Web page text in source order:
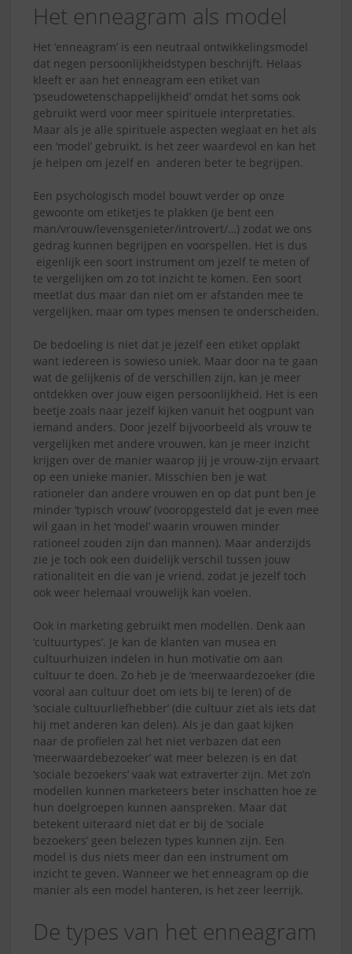
Het enneagram als model
Het ‘enneagram’ is een neutraal ontwikkelingsmodel
dat negen persoonlijkheidstypen beschrijft. Helaas
kleeft er aan het enneagram een etiket van
‘pseudowetenschappelijkheid’ omdat het soms ook
gebruikt werd voor meer spirituele interpretaties.
Maar als je alle spirituele aspecten weglaat en het als
een ‘model’ gebruikt, is het zeer waardevol en kan het
je helpen om jezelf en anderen beter te begrijpen.
Een psychologisch model bouwt verder op onze
gewoonte om etiketjes te plakken (je bent een
man/vrouw/levensgenieter/introvert/…) zodat we ons
gedrag kunnen begrijpen en voorspellen. Het is dus
eigenlijk een soort instrument om jezelf te meten of
te vergelijken om zo tot inzicht te komen. Een soort
meetlat dus maar dan niet om er afstanden mee te
vergelijken, maar om types mensen te onderscheiden.
De bedoeling is niet dat je jezelf een etiket opplakt
want iedereen is sowieso uniek. Maar door na te gaan
wat de gelijkenis of de verschillen zijn, kan je meer
ontdekken over jouw eigen persoonlijkheid. Het is een
beetje zoals naar jezelf kijken vanuit het oogpunt van
iemand anders. Door jezelf bijvoorbeeld als vrouw te
vergelijken met andere vrouwen, kan je meer inzicht
krijgen over de manier waarop jij je vrouw-zijn ervaart
op een unieke manier. Misschien ben je wat
rationeler dan andere vrouwen en op dat punt ben je
minder ‘typisch vrouw’ (vooropgesteld dat je even mee
wil gaan in het ‘model’ waarin vrouwen minder
rationeel zouden zijn dan mannen). Maar anderzijds
zie je toch ook een duidelijk verschil tussen jouw
rationaliteit en die van je vriend, zodat je jezelf toch
ook weer helemaal vrouwelijk kan voelen.
Ook in marketing gebruikt men modellen. Denk aan
‘cultuurtypes’. Je kan de klanten van musea en
cultuurhuizen indelen in hun motivatie om aan
cultuur te doen. Zo heb je de ‘meerwaardezoeker (die
vooral aan cultuur doet om iets bij te leren) of de
‘sociale cultuurliefhebber’ (die cultuur ziet als iets dat
hij met anderen kan delen). Als je dan gaat kijken
naar de profielen zal het niet verbazen dat een
‘meerwaardebezoeker’ wat meer belezen is en dat
‘sociale bezoekers’ vaak wat extraverter zijn. Met zo’n
modellen kunnen marketeers beter inschatten hoe ze
hun doelgroepen kunnen aanspreken. Maar dat
betekent uiteraard niet dat er bij de ‘sociale
bezoekers’ geen belezen types kunnen zijn. Een
model is dus niets meer dan een instrument om
inzicht te geven. Wanneer we het enneagram op die
manier als een model hanteren, is het zeer leerrijk.
De types van het enneagram